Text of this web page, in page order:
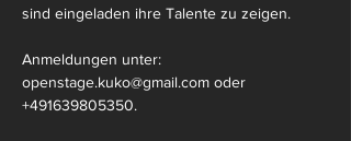
sind eingeladen ihre Talente zu zeigen.
Anmeldungen unter:
openstage.kuko@gmail.com oder
+491639805350.